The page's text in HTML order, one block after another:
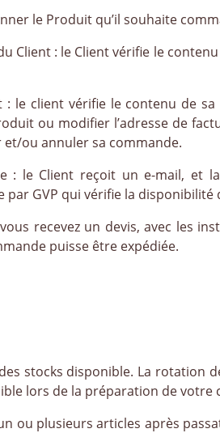
le Produit qu’il souhaite
Client : le Client vérifie le
le client vérifie le contenu de
ou modifier l’adresse de
ou annuler sa commande.
: le Client reçoit un e-mail, et
GVP qui vérifie la disponibilité
recevez un devis, avec les
puisse être expédiée.
stocks disponible. La rotation
lors de la préparation de votre
ou plusieurs articles après